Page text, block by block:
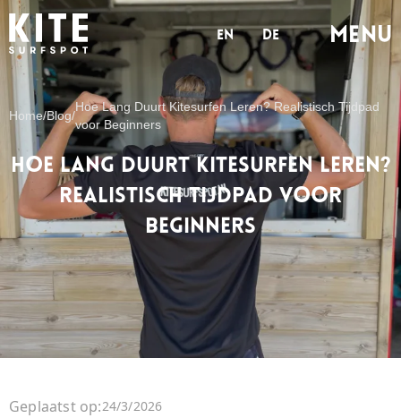
en de MENu
Home/Blog/
Hoe Lang Duurt Kitesurfen Leren? Realistisch Tijdpad
voor Beginners
Hoe Lang Duurt Kitesurfen Leren?
Realistisch Tijdpad voor
Beginners
Geplaatst op:24/3/2026